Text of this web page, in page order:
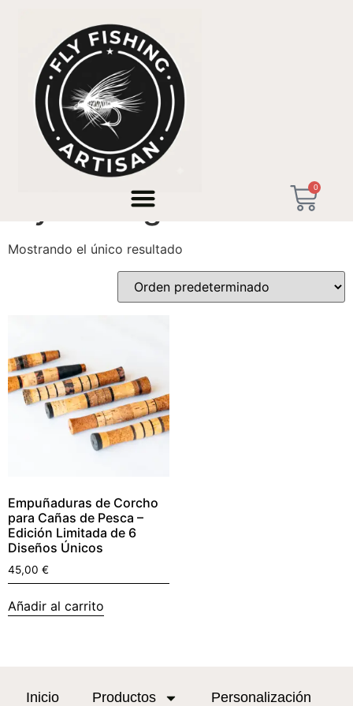
0
/ Productos etiquetados “Fly fishing USA”
Fly fishing USA
Mostrando el único resultado
Empuñaduras de Corcho
para Cañas de Pesca –
Edición Limitada de 6
Diseños Únicos
45,00 €
Añadir al carrito
Inicio Productos Personalización